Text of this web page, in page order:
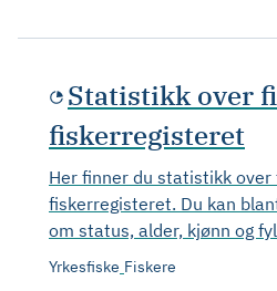
Statistikk over
fiskerregisteret
Her finner du statistikk over
fiskerregisteret. Du kan
om status, alder, kjønn og
Yrkesfiske Fiskere